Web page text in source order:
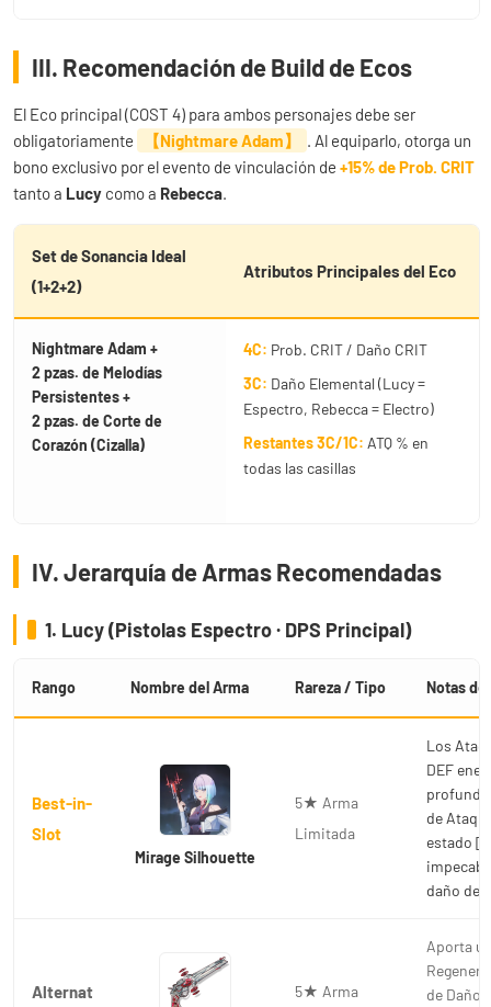
III. Recomendación de Build de Ecos
El Eco principal (COST 4) para ambos personajes debe ser
obligatoriamente
【Nightmare Adam】
. Al equiparlo, otorga un
bono exclusivo por el evento de vinculación de +15% de Prob. CRIT
tanto a Lucy como a Rebecca.
Set de Sonancia Ideal
(1+2+2)
Atributos Principales del Eco
Nightmare Adam +
2 pzas. de Melodías
Persistentes +
2 pzas. de Corte de
Corazón (Cizalla)
4C: Prob. CRIT / Daño CRIT
3C: Daño Elemental (Lucy =
Espectro, Rebecca = Electro)
Restantes 3C/1C: ATQ % en
todas las casillas
IV. Jerarquía de Armas Recomendadas
1. Lucy (Pistolas Espectro · DPS Principal)
Rango Nombre del Arma Rareza / Tipo Notas
Best-in-
Slot
Mirage Silhouette
5★ Arma
Limitada
Los
DEF
de
estado
daño de
Alternat
5★ Arma
Aporta
de Daño